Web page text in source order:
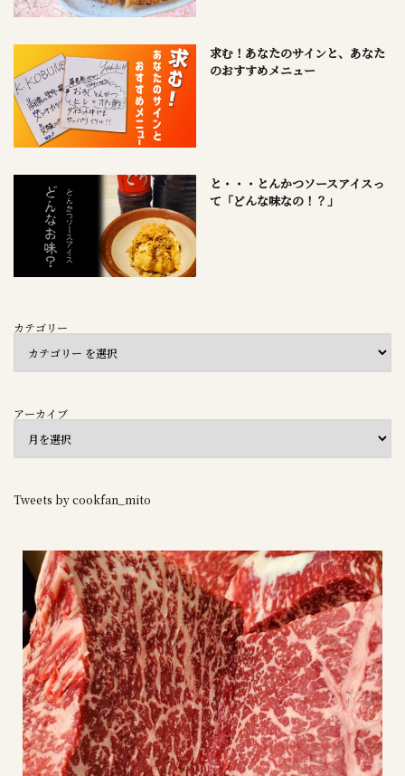
求む！あなたのサインと、あなた
のおすすめメニュー
と・・・とんかつソースアイスっ
て「どんな味なの！？」
カテゴリー
アーカイブ
Tweets by cookfan_mito